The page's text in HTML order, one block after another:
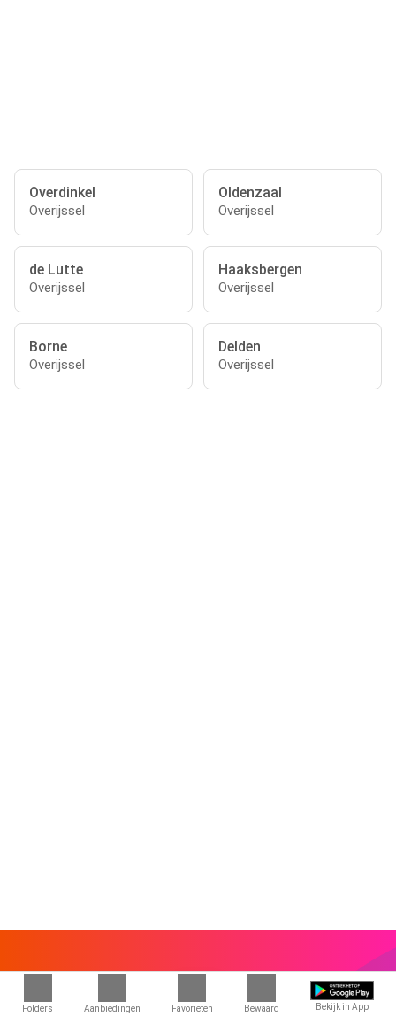
Folders Aanbiedingen Favorieten Bewaard Bekijk in App
Overdinkel
Overijssel
Oldenzaal
Overijssel
de Lutte
Overijssel
Haaksbergen
Overijssel
Borne
Overijssel
Delden
Overijssel